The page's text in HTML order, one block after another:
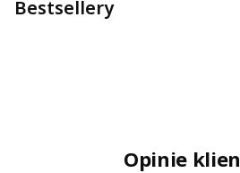
Bestsellery
Opinie